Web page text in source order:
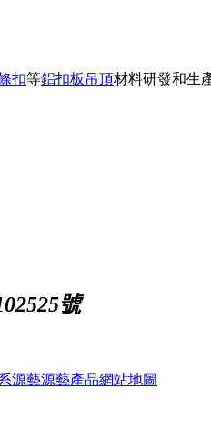
扣等鋁扣板吊頂材料研發和生
號
源藝源藝產品網站地圖